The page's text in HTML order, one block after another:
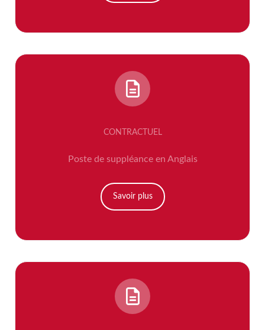
CONTRACTUEL
Poste de suppléance en Anglais
Savoir plus